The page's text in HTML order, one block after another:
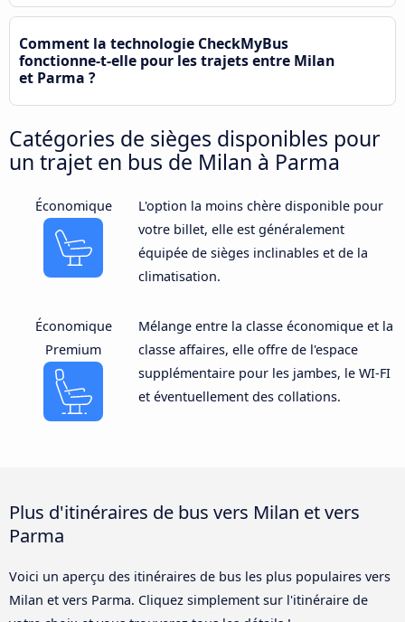
Comment la technologie CheckMyBus
fonctionne-t-elle pour les trajets entre Milan
et Parma ?
Catégories de sièges disponibles pour
un trajet en bus de Milan à Parma
Économique
L'option la moins chère disponible pour
votre billet, elle est généralement
équipée de sièges inclinables et de la
climatisation.
Économique
Premium
Mélange entre la classe économique et la
classe affaires, elle offre de l'espace
supplémentaire pour les jambes, le WI-FI
et éventuellement des collations.
Plus d'itinéraires de bus vers Milan et vers
Parma
Voici un aperçu des itinéraires de bus les plus populaires vers
Milan et vers Parma. Cliquez simplement sur l'itinéraire de